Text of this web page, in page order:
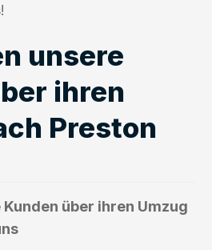
unsere
ihren
Preston
über ihren Umzug